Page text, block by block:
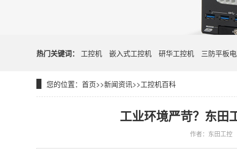
热门关键词： 工控机 嵌入式工控机 研华工控机 三防平板
您的位置： 首页>>新闻资讯>>工控机百科
工业环境严苛？东田
作者：东田工控